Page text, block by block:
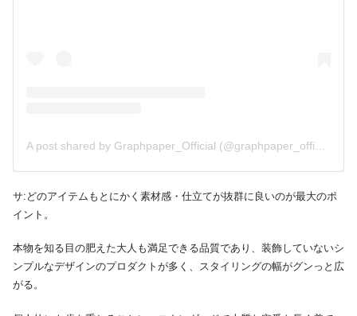
サ:どのアイテムもとにかく素材感・仕立てが抜群に良いのが最大のポ
イント。
本物を知る目の肥えた大人も満足できる品質であり、装飾していないシ
ンプルなデザインのプロダクトが多く、スタイリングの幅がグンっと広
がる。